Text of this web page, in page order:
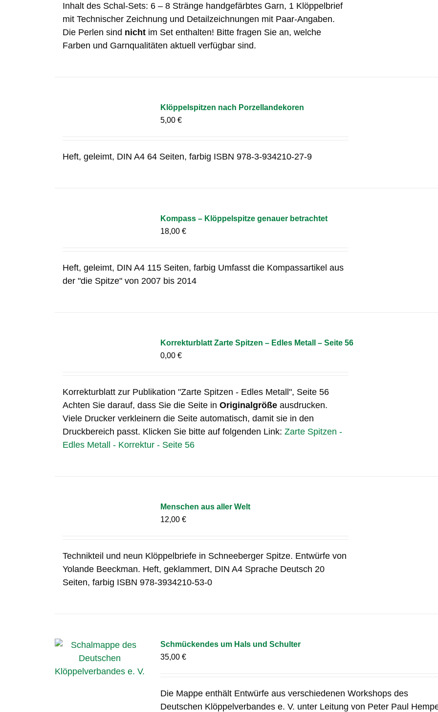
Inhalt des Schal-Sets: 6 – 8 Stränge handgefärbtes Garn, 1 Klöppelbrief
mit Technischer Zeichnung und Detailzeichnungen mit Paar-Angaben.
Die Perlen sind nicht im Set enthalten! Bitte fragen Sie an, welche
Farben und Garnqualitäten aktuell verfügbar sind.
Klöppelspitzen nach Porzellandekoren
5,00€
Heft, geleimt, DIN A4 64 Seiten, farbig ISBN 978-3-934210-27-9
Kompass – Klöppelspitze genauer betrachtet
18,00€
Heft, geleimt, DIN A4 115 Seiten, farbig Umfasst die Kompassartikel aus
der "die Spitze" von 2007 bis 2014
Korrekturblatt Zarte Spitzen – Edles Metall – Seite 56
0,00€
Korrekturblatt zur Publikation "Zarte Spitzen - Edles Metall", Seite 56
Achten Sie darauf, dass Sie die Seite inOriginalgröße ausdrucken.
Viele Drucker verkleinern die Seite automatisch, damit sie in den
Druckbereich passt. Klicken Sie bitte auf folgenden Link:Zarte Spitzen -
Edles Metall - Korrektur - Seite 56
Menschen aus aller Welt
12,00€
Technikteil und neun Klöppelbriefe in Schneeberger Spitze. Entwürfe von
Yolande Beeckman. Heft, geklammert, DIN A4 Sprache Deutsch 20
Seiten, farbig ISBN 978-3934210-53-0
Schmückendes um Hals und Schulter
35,00€
Die Mappe enthält Entwürfe aus verschiedenen Workshops des
Deutschen Klöppelverbandes e. V. unter Leitung von Peter Paul